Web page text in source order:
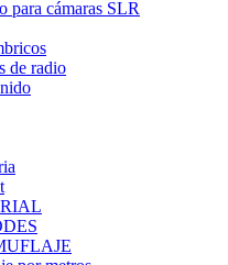
para cámaras SLR
de radio